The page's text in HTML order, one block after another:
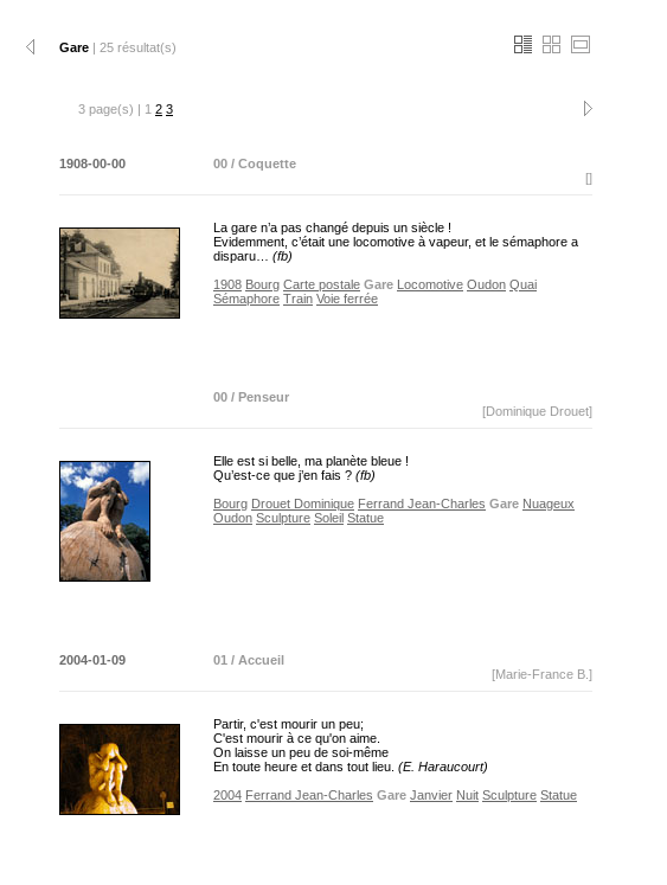
Gare | 25 résultat(s)
3 page(s) | 1 2 3
1908-00-00
00 / Coquette
[]
La gare n’a pas changé depuis un siècle !
Evidemment, c’était une locomotive à vapeur, et le sémaphore a
disparu… (fb)
1908 Bourg Carte postale Gare Locomotive Oudon Quai
Sémaphore Train Voie ferrée
00 / Penseur
[Dominique Drouet]
Elle est si belle, ma planète bleue !
Qu’est-ce que j’en fais ? (fb)
Bourg Drouet Dominique Ferrand Jean-Charles Gare Nuageux
Oudon Sculpture Soleil Statue
2004-01-09
01 / Accueil
[Marie-France B.]
Partir, c'est mourir un peu;
C'est mourir à ce qu'on aime.
On laisse un peu de soi-même
En toute heure et dans tout lieu. (E. Haraucourt)
2004 Ferrand Jean-Charles Gare Janvier Nuit Sculpture Statue